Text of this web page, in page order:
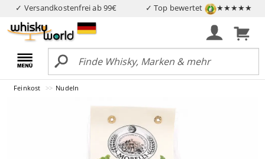
✓ Versandkostenfrei ab 99€ ✓ Top bewertet ★★★★★
Feinkost Nudeln